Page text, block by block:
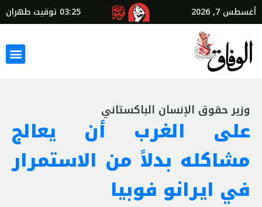
أغسطس 7, 2026 03:25 توقيت طهران
وزير حقوق الإنسان الباكستاني
على الغرب أن يعالج
مشاكله بدلاً من الاستمرار
في ايرانو فوبيا